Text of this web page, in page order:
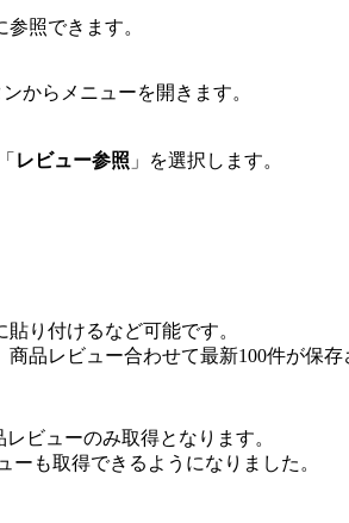
照できます。
からメニューを開きます。
レビュー参照 」を選択します。
り付けるなど可能です。
品レビュー合わせて最新100件が保存
ビューのみ取得となります。
も取得できるようになりました。